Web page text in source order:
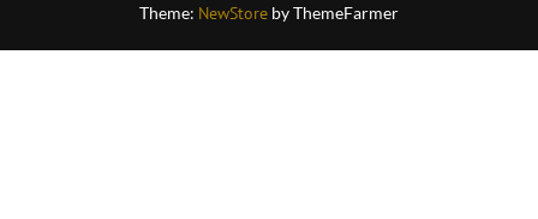
Theme: NewStore by ThemeFarmer